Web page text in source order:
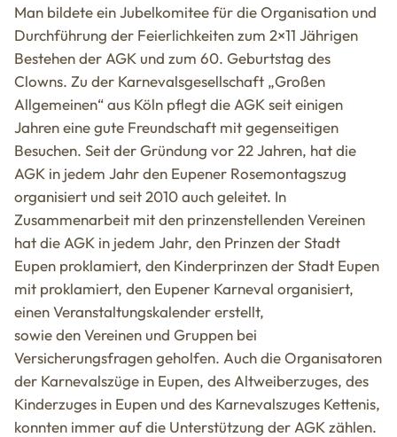
Man bildete ein Jubelkomitee für die Organisation und
Durchführung der Feierlichkeiten zum 2×11 Jährigen
Bestehen der AGK und zum 60. Geburtstag des
Clowns. Zu der Karnevalsgesellschaft „Großen
Allgemeinen“ aus Köln pflegt die AGK seit einigen
Jahren eine gute Freundschaft mit gegenseitigen
Besuchen. Seit der Gründung vor 22 Jahren, hat die
AGK in jedem Jahr den Eupener Rosemontagszug
organisiert und seit 2010 auch geleitet. In
Zusammenarbeit mit den prinzenstellenden Vereinen
hat die AGK in jedem Jahr, den Prinzen der Stadt
Eupen proklamiert, den Kinderprinzen der Stadt Eupen
mit proklamiert, den Eupener Karneval organisiert,
einen Veranstaltungskalender erstellt,
sowie den Vereinen und Gruppen bei
Versicherungsfragen geholfen. Auch die Organisatoren
der Karnevalszüge in Eupen, des Altweiberzuges, des
Kinderzuges in Eupen und des Karnevalszuges Kettenis,
konnten immer auf die Unterstützung der AGK zählen.